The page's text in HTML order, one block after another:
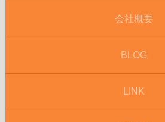
会社概要
BLOG
LINK